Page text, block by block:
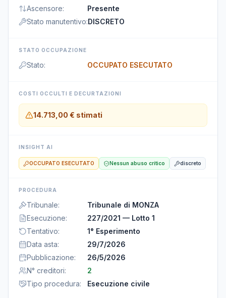
Ascensore:
Presente
Stato manutentivo:DISCRETO
STATO OCCUPAZIONE
Stato: OCCUPATO ESECUTATO
COSTI OCCULTI E DECURTAZIONI
14.713,00 € stimati
INSIGHT AI
OCCUPATO ESECUTATO Nessun abuso critico discreto
PROCEDURA
Tribunale:
Tribunale di MONZA
Esecuzione:
227/2021 — Lotto 1
Tentativo:
1° Esperimento
Data asta:
29/7/2026
Pubblicazione:
26/5/2026
N° creditori:
2
Tipo procedura: Esecuzione civile